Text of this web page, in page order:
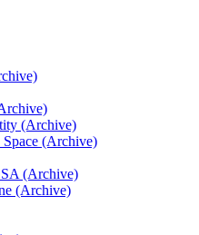
(Archive)
(Archive)
(Archive)
(Archive)